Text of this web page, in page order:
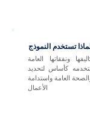
تستخدم النموذج
ونفقاتها العامة
كأساس لتحديد
العامة واستدامة
الأعمال